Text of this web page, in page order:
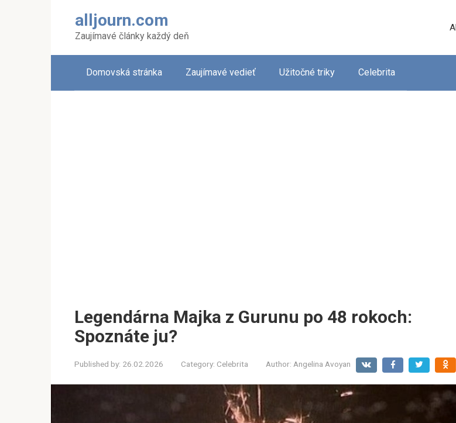
alljourn.com
Zaujímavé články každý deň
Domovská stránka Zaujímavé vedieť Užitočné triky Celebrita
Legendárna Majka z Gurunu po 48 rokoch:
Spoznáte ju?
Published by: 26.02.2026 Category: Celebrita Author: Angelina Avoyan